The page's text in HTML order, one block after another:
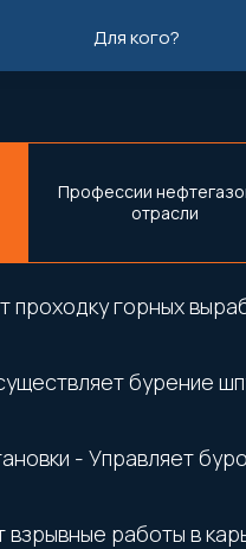
Для кого?
Профессии
отрасли
проходку горных
бурение
- Управляет
взрывные работы в